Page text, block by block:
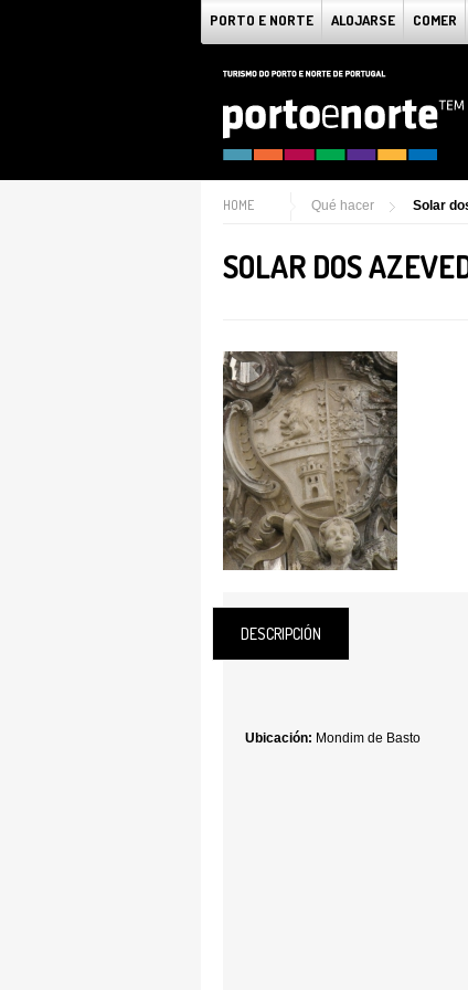
PORTO E NORTE ALOJARSE COMER
HOME Qué hacer Solar
SOLAR DOS
DESCRIPCIÓN
Ubicación: Mondim de Basto